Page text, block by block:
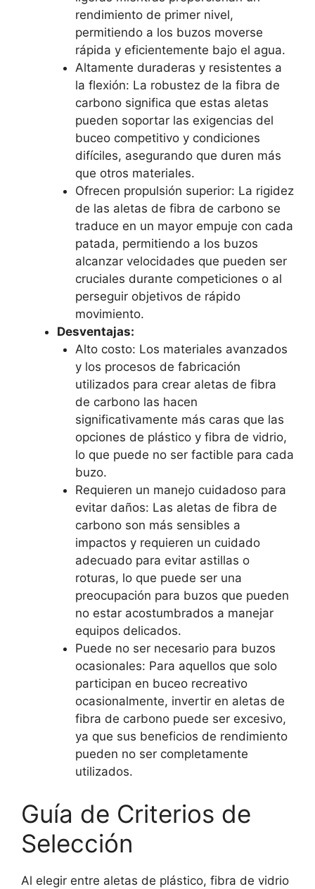
rendimiento de primer nivel,
permitiendo a los buzos moverse
rápida y eficientemente bajo el agua.
Altamente duraderas y resistentes a
la flexión: La robustez de la fibra de
carbono significa que estas aletas
pueden soportar las exigencias del
buceo competitivo y condiciones
difíciles, asegurando que duren más
que otros materiales.
Ofrecen propulsión superior: La rigidez
de las aletas de fibra de carbono se
traduce en un mayor empuje con cada
patada, permitiendo a los buzos
alcanzar velocidades que pueden ser
cruciales durante competiciones o al
perseguir objetivos de rápido
movimiento.
Desventajas:
Alto costo: Los materiales avanzados
y los procesos de fabricación
utilizados para crear aletas de fibra
de carbono las hacen
significativamente más caras que las
opciones de plástico y fibra de vidrio,
lo que puede no ser factible para cada
buzo.
Requieren un manejo cuidadoso para
evitar daños: Las aletas de fibra de
carbono son más sensibles a
impactos y requieren un cuidado
adecuado para evitar astillas o
roturas, lo que puede ser una
preocupación para buzos que pueden
no estar acostumbrados a manejar
equipos delicados.
Puede no ser necesario para buzos
ocasionales: Para aquellos que solo
participan en buceo recreativo
ocasionalmente, invertir en aletas de
fibra de carbono puede ser excesivo,
ya que sus beneficios de rendimiento
pueden no ser completamente
utilizados.
Guía de Criterios de
Selección
Al elegir entre aletas de plástico, fibra de vidrio